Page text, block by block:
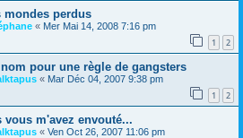
mondes perdus
« Mer Mai 14, 2008 7:16 pm
1 2
pour une règle de gangsters
« Mar Déc 04, 2007 9:38 pm
1 2
m'avez envouté...
« Ven Oct 26, 2007 11:06 pm